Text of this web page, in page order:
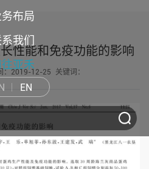
布局
我们
亚禾
EN
性能和免疫功能的影响
：2019-12-25 关键词：